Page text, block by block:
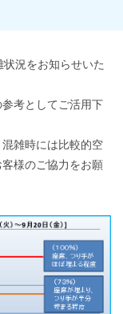
況をお知らせいた
考としてご活用下
雑時には比較的空
様のご協力をお願